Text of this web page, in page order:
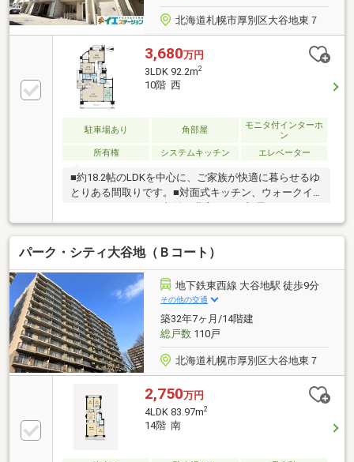
北海道札幌市厚別区大谷地東７
3,680万円
3LDK 92.2m2
10階 西
駐車場あり 角部屋
モニタ付インターホ
ン
所有権
システムキッチン エレベーター
■約18.2帖のLDKを中心に、ご家族が快適に暮らせるゆ
とりある間取りです。■対面式キッチン、ウォークイ
とお使いいただけます。■宅配ボックス・トランクル
ームなど共用設備も充実。■ペット飼育可能（規約に
よる規制あり）【お取扱い店舗】イエステーション札
幌中央店直通TEL:011-221-0622
パーク・シティ大谷地（Ｂコート）
地下鉄東西線 大谷地駅 徒歩9分
その他の交通
築32年7ヶ月/14階建
総戸数110戸
北海道札幌市厚別区大谷地東７
2,750万円
4LDK 83.97m2
14階 南